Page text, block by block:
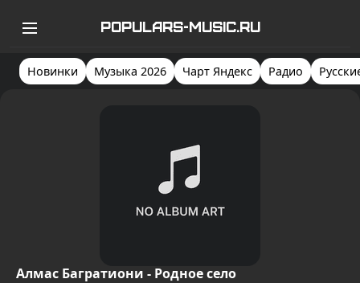
POPULARS-MUSIC.RU
Новинки Музыка 2026 Чарт Яндекс Радио
Алмас Багратиони - Родное село